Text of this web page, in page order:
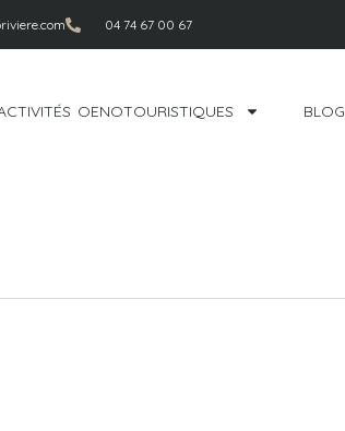
04 74 67 00 67
OENOTOURISTIQUES BLOG